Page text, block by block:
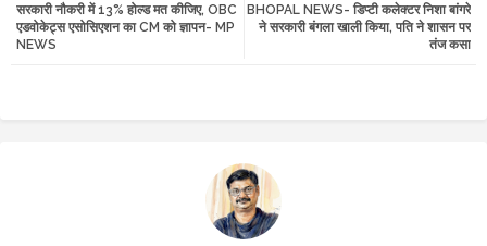
tte ats
BHOPAL NEWS- डिप्टी कलेक्टर निशा बांगरे
ने सरकारी बंगला खाली किया, पति ने शासन पर
तंज कसा
सरकारी नौकरी में 13% होल्ड मत कीजिए, OBC
एडवोकेट्स एसोसिएशन का CM को ज्ञापन- MP
NEWS